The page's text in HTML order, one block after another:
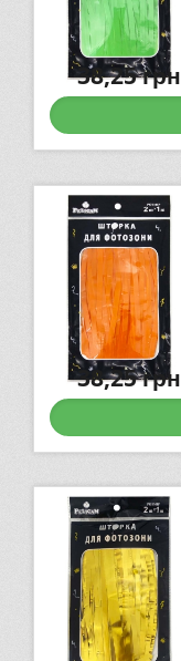
38,25грн
38,25грн